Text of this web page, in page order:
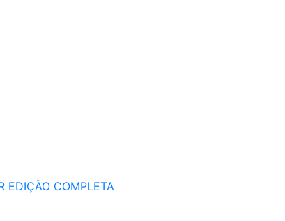
EDIÇÃO COMPLETA